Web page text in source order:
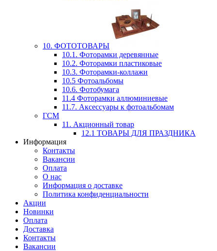
10. ФОТОТОВАРЫ
10.1. Фоторамки деревянные
10.2. Фоторамки пластиковые
10.3. Фоторамки-коллажи
10.5 Фотоальбомы
10.6. Фотобумага
11.4 Фоторамки аллюминиевые
11.7. Аксессуары к фотоальбомам
ГСМ
11. Акционный товар
12.1 ТОВАРЫ ДЛЯ ПРАЗДНИКА
Информация
Контакты
Вакансии
Оплата
О нас
Информация о доставке
Политика конфиденциальности
Акции
Новинки
Оплата
Доставка
Контакты
Вакансии